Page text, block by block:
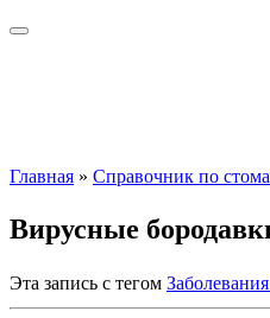
Главная » Справочник по
Вирусные
Эта запись с тегом